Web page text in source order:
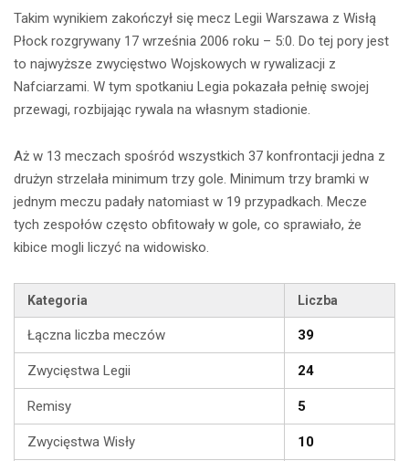
Takim wynikiem zakończył się mecz Legii Warszawa z Wisłą
Płock rozgrywany 17 września 2006 roku – 5:0. Do tej pory jest
to najwyższe zwycięstwo Wojskowych w rywalizacji z
Nafciarzami. W tym spotkaniu Legia pokazała pełnię swojej
przewagi, rozbijając rywala na własnym stadionie.
Aż w 13 meczach spośród wszystkich 37 konfrontacji jedna z
drużyn strzelała minimum trzy gole. Minimum trzy bramki w
jednym meczu padały natomiast w 19 przypadkach. Mecze
tych zespołów często obfitowały w gole, co sprawiało, że
kibice mogli liczyć na widowisko.
Kategoria Liczba
Łączna liczba meczów 39
Zwycięstwa Legii 24
Remisy 5
Zwycięstwa Wisły 10